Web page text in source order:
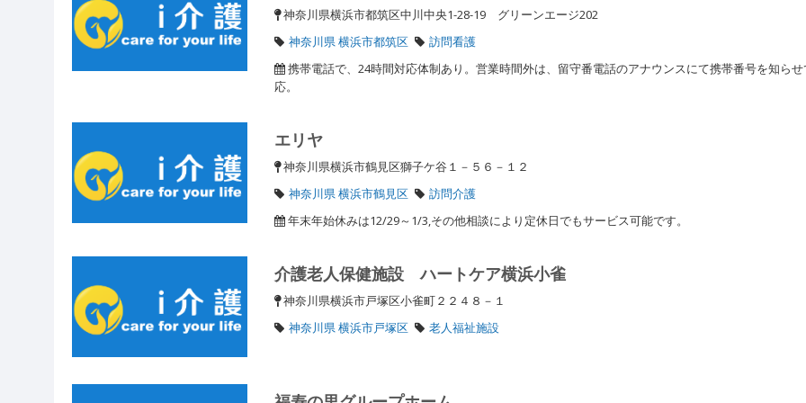
神奈川県横浜市都筑区中川中央1-28-19 グリーンエージ202
神奈川県 横浜市都筑区
訪問看護
携帯電話で、24時間対応体制あり。営業時間外は、留守番電話のアナウンスにて携帯番号を知ら
応。
エリヤ
神奈川県横浜市鶴見区獅子ケ谷１－５６－１２
神奈川県 横浜市鶴見区
訪問介護
年末年始休みは12/29～1/3,その他相談により定休日でもサービス可能です。
介護老人保健施設 ハートケア横浜小雀
神奈川県横浜市戸塚区小雀町２２４８－１
神奈川県 横浜市戸塚区
老人福祉施設